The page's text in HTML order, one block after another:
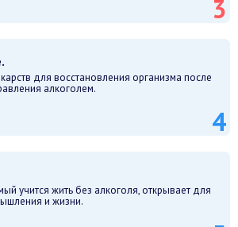
для восстановления организма после
алкоголем.
учится жить без алкоголя, открывает для
и жизни.